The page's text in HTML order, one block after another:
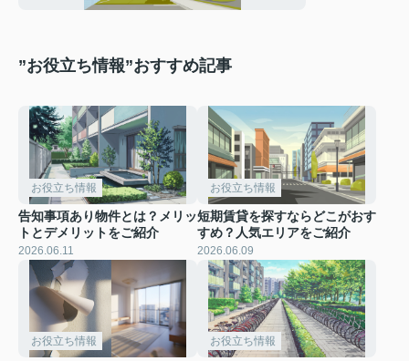
”お役立ち情報”おすすめ記事
お役立ち情報
告知事項あり物件とは？メリッ
トとデメリットをご紹介
2026.06.11
お役立ち情報
短期賃貸を探すならどこがおす
すめ？人気エリアをご紹介
2026.06.09
お役立ち情報 お役立ち情報